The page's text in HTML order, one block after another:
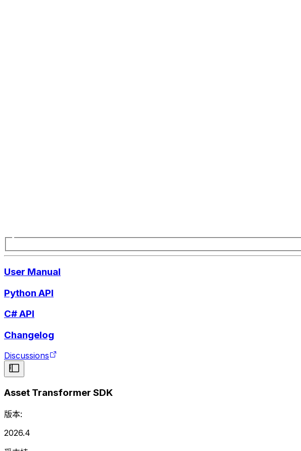
User Manual
Python API
C# API
Changelog
Discussions
Asset Transformer SDK
版本:
2026.4